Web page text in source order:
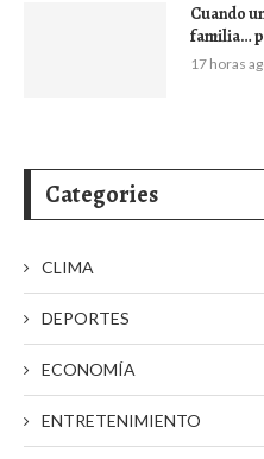
Cuando
familia…
17 horas
Categories
CLIMA
DEPORTES
ECONOMÍA
ENTRETENIMIENTO